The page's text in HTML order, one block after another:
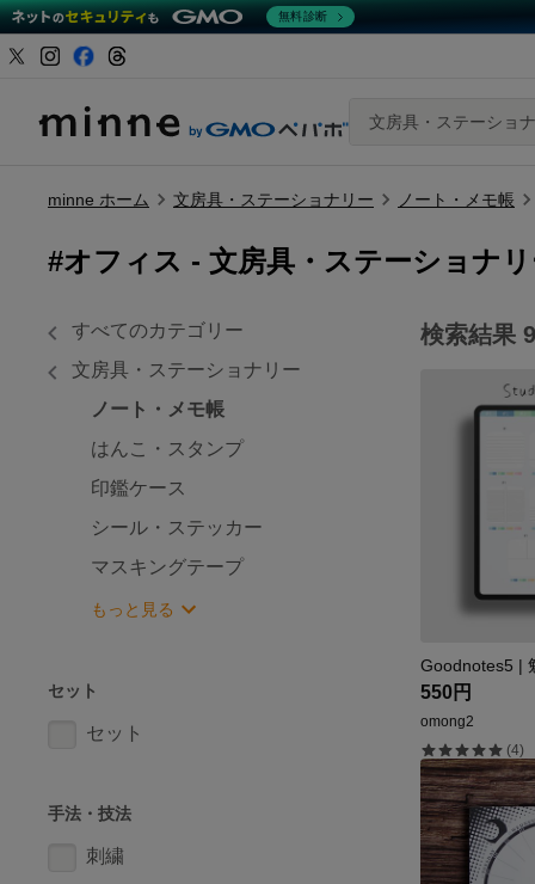
文房具・ステーショ
minne ホーム 文房具・ステーショナリー ノート・メモ帳
#オフィス - 文房具・ステーショナ
すべてのカテゴリー
文房具・ステーショナリー
ノート・メモ帳
はんこ・スタンプ
印鑑ケース
シール・ステッカー
マスキングテープ
もっと見る
セット
セット
手法・技法
刺繍
検索結果 9
Goodnotes5 |
550円
omong2
(4)
無料診断